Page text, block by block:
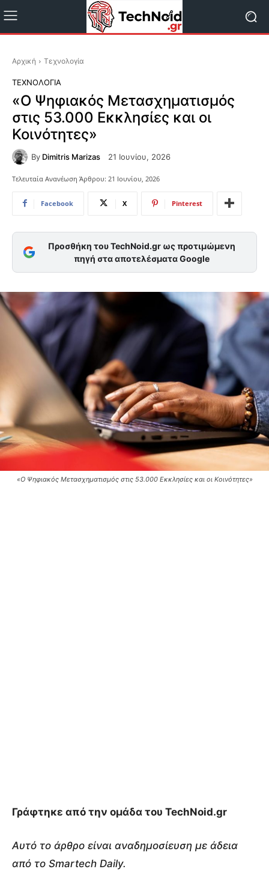
Αρχική Τεχνολογία
ΤΕΧΝΟΛΟΓΊΑ
«Ο Ψηφιακός Μετασχηματισμός
στις 53.000 Εκκλησίες και οι
Κοινότητες»
By Dimitris Marizas 21 Ιουνίου, 2026
Τελευταία Ανανέωση Άρθρου: 21 Ιουνίου, 2026
Facebook X Pinterest
Προσθήκη του TechNoid.gr ως προτιμώμενη
πηγή στα αποτελέσματα Google
«Ο Ψηφιακός Μετασχηματισμός στις 53.000 Εκκλησίες και οι Κοινότητες»
Γράφτηκε από την ομάδα του TechNoid.gr
Αυτό το άρθρο είναι αναδημοσίευση με άδεια
από το Smartech Daily.